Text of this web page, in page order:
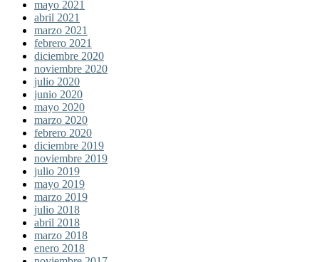
mayo 2021
abril 2021
marzo 2021
febrero 2021
diciembre 2020
noviembre 2020
julio 2020
junio 2020
mayo 2020
marzo 2020
febrero 2020
diciembre 2019
noviembre 2019
julio 2019
mayo 2019
marzo 2019
julio 2018
abril 2018
marzo 2018
enero 2018